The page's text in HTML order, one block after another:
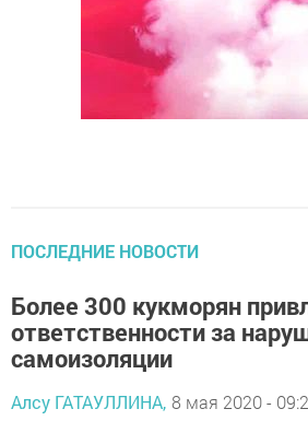
ПОСЛЕДНИЕ НОВОСТИ
Более 300 кукморян
ответственности за
самоизоляции
Алсу ГАТАУЛЛИНА, 8 мая 2020 -